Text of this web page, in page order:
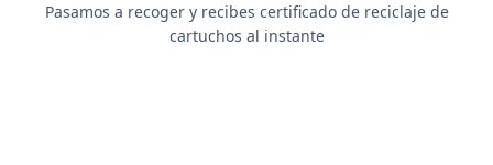
Pasamos a recoger y recibes certificado de reciclaje de
cartuchos al instante